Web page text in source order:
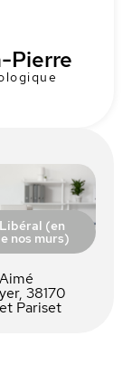
Pierre
(en
nos murs)
38170
Pariset